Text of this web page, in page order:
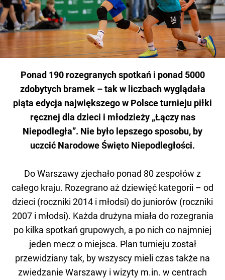
Ponad 190 rozegranych spotkań i ponad 5000
zdobytych bramek – tak w liczbach wyglądała
piąta edycja największego w Polsce turnieju piłki
ręcznej dla dzieci i młodzieży „Łączy nas
Niepodległa”. Nie było lepszego sposobu, by
uczcić Narodowe Święto Niepodległości.
Do Warszawy zjechało ponad 80 zespołów z
całego kraju. Rozegrano aż dziewięć kategorii – od
dzieci (roczniki 2014 i młodsi) do juniorów (roczniki
2007 i młodsi). Każda drużyna miała do rozegrania
po kilka spotkań grupowych, a po nich co najmniej
jeden mecz o miejsca. Plan turnieju został
przewidziany tak, by wszyscy mieli czas także na
zwiedzanie Warszawy i wizyty m.in. w centrach